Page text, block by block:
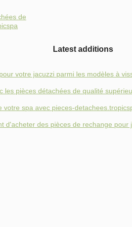
de
Latest additions
votre jacuzzi parmi les modèles à
les pièces détachées de qualité
votre spa avec pieces-
d'acheter des pièces de rechange